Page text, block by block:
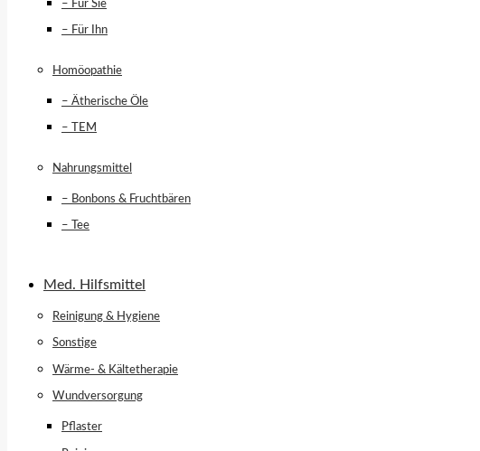
– Für Sie
– Für Ihn
Homöopathie
– Ätherische Öle
– TEM
Nahrungsmittel
– Bonbons & Fruchtbären
– Tee
Med. Hilfsmittel
Reinigung & Hygiene
Sonstige
Wärme- & Kältetherapie
Wundversorgung
Pflaster